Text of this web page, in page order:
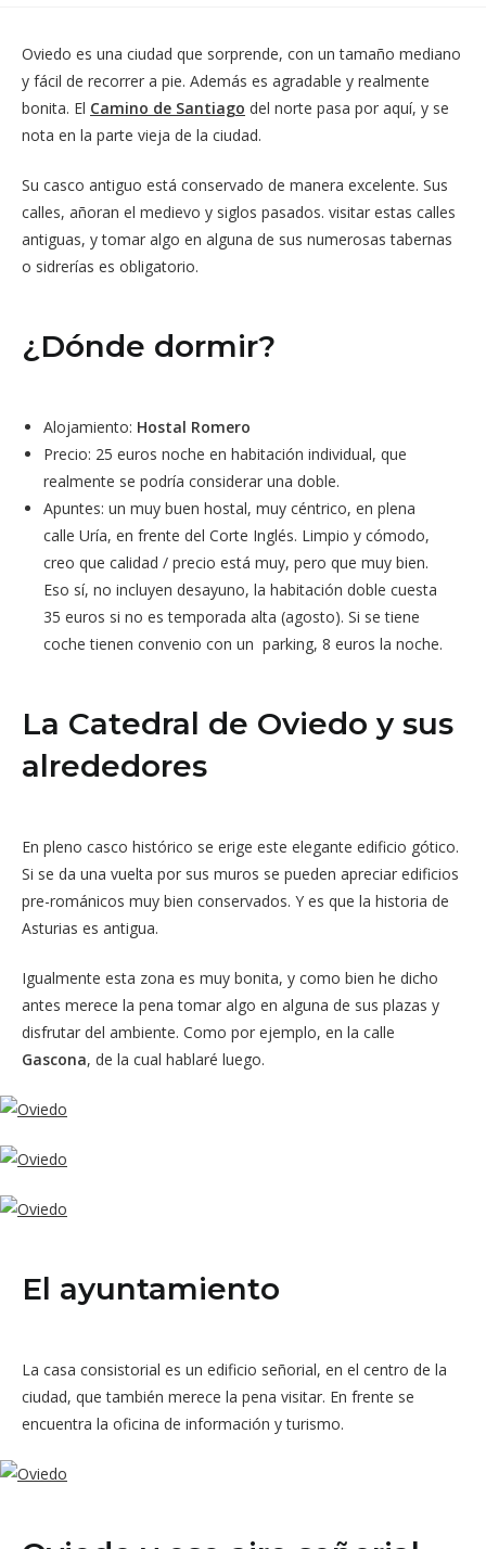
Oviedo es una ciudad que sorprende, con un tamaño mediano
y fácil de recorrer a pie. Además es agradable y realmente
bonita. El Camino de Santiago del norte pasa por aquí, y se
nota en la parte vieja de la ciudad.
Su casco antiguo está conservado de manera excelente. Sus
calles, añoran el medievo y siglos pasados. visitar estas calles
antiguas, y tomar algo en alguna de sus numerosas tabernas
o sidrerías es obligatorio.
¿Dónde dormir?
Alojamiento: Hostal Romero
Precio: 25 euros noche en habitación individual, que
realmente se podría considerar una doble.
Apuntes: un muy buen hostal, muy céntrico, en plena
calle Uría, en frente del Corte Inglés. Limpio y cómodo,
creo que calidad / precio está muy, pero que muy bien.
Eso sí, no incluyen desayuno, la habitación doble cuesta
35 euros si no es temporada alta (agosto). Si se tiene
coche tienen convenio con un parking, 8 euros la noche.
La Catedral de Oviedo y sus
alrededores
En pleno casco histórico se erige este elegante edificio gótico.
Si se da una vuelta por sus muros se pueden apreciar edificios
pre-románicos muy bien conservados. Y es que la historia de
Asturias es antigua.
Igualmente esta zona es muy bonita, y como bien he dicho
antes merece la pena tomar algo en alguna de sus plazas y
disfrutar del ambiente. Como por ejemplo, en la calle
Gascona, de la cual hablaré luego.
El ayuntamiento
La casa consistorial es un edificio señorial, en el centro de la
ciudad, que también merece la pena visitar. En frente se
encuentra la oficina de información y turismo.